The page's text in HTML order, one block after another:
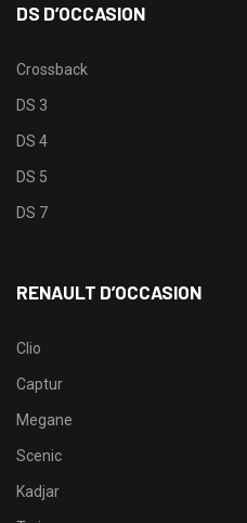
DS D’OCCASION
Crossback
DS 3
DS 4
DS 5
DS 7
RENAULT D’OCCASION
Clio
Captur
Megane
Scenic
Kadjar